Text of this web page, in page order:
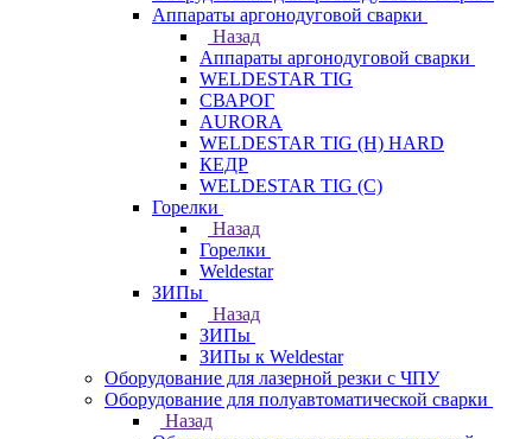
Аппараты аргонодуговой сварки
Назад
Аппараты аргонодуговой сварки
WELDESTAR TIG
СВАРОГ
AURORA
WELDESTAR TIG (H) HARD
КЕДР
WELDESTAR TIG (С)
Горелки
Назад
Горелки
Weldestar
ЗИПы
Назад
ЗИПы
ЗИПы к Weldestar
Оборудование для лазерной резки с ЧПУ
Оборудование для полуавтоматической сварки
Назад